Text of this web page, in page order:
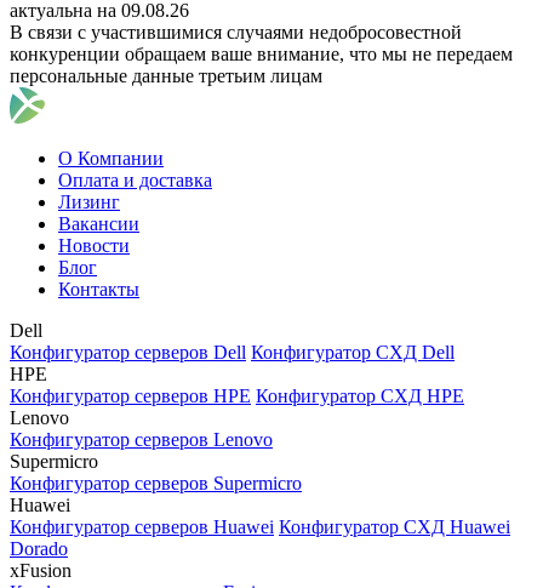
актуальна на 09.08.26
В связи с участившимися случаями недобросовестной
конкуренции обращаем ваше внимание, что мы не передаем
персональные данные третьим лицам
О Компании
Оплата и доставка
Лизинг
Вакансии
Новости
Блог
Контакты
Dell
Конфигуратор серверов Dell Конфигуратор СХД Dell
HPE
Конфигуратор серверов HPE Конфигуратор СХД HPE
Lenovo
Конфигуратор серверов Lenovo
Supermicro
Конфигуратор серверов Supermicro
Huawei
Конфигуратор серверов Huawei Конфигуратор СХД Huawei
Dorado
xFusion